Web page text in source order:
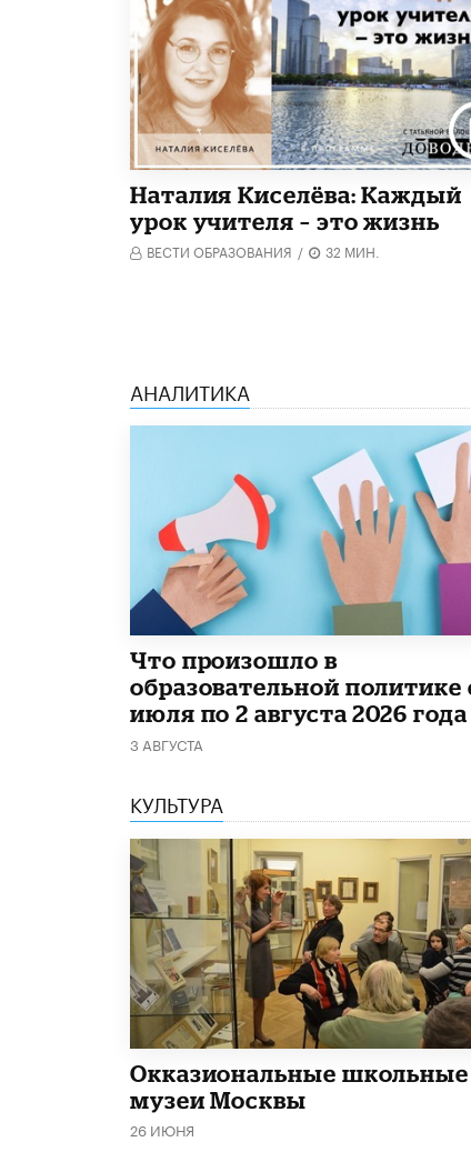
Наталия Киселёва: Каждый
урок учителя – это жизнь
ВЕСТИ ОБРАЗОВАНИЯ / 32 МИН.
АНАЛИТИКА
​Что произошло в
образовательной политике
июля по 2 августа 2026 года
3 АВГУСТА
КУЛЬТУРА
​Окказиональные школьные
музеи Москвы
26 ИЮНЯ